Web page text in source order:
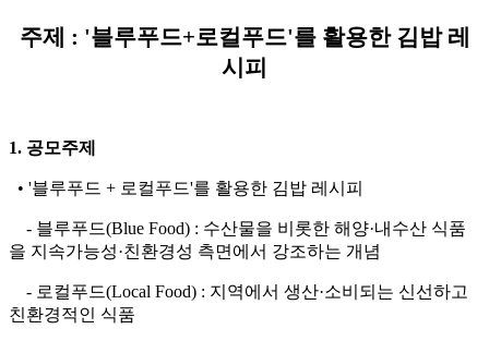
주제 : '블루푸드+로컬푸드'를 활용한 김밥 레
시피
1. 공모주제
• '블루푸드 + 로컬푸드'를 활용한 김밥 레시피
- 블루푸드(Blue Food) : 수산물을 비롯한 해양·내수산 식품
을 지속가능성·친환경성 측면에서 강조하는 개념
- 로컬푸드(Local Food) : 지역에서 생산·소비되는 신선하고
친환경적인 식품